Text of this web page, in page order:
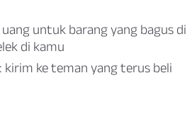
untuk barang yang bagus di
di kamu
kirim ke teman yang terus beli